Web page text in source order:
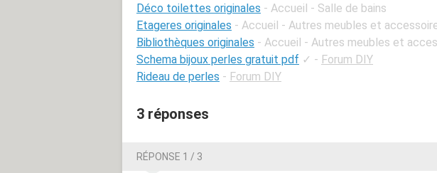
Déco toilettes originales - Accueil - Salle de bains
Etageres originales - Accueil - Autres meubles et
Bibliothèques originales - Accueil - Autres meubles et
Schema bijoux perles gratuit pdf ✓ - Forum DIY
Rideau de perles - Forum DIY
3 réponses
RÉPONSE 1 / 3